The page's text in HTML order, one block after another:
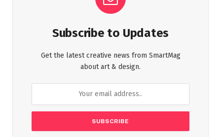
Subscribe to Updates
Get the latest creative news from SmartMag
about art & design.